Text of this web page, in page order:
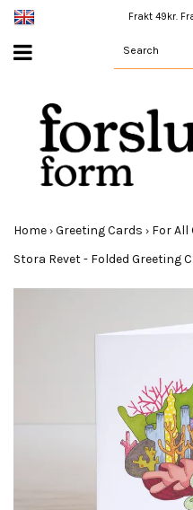
Frakt 49kr.
Home › Greeting Cards › For All
Stora Revet - Folded Greeting